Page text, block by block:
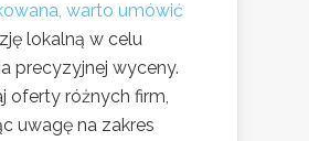
warto umówić
lokalną w celu
precyzyjnej wyceny.
oferty różnych firm,
uwagę na zakres